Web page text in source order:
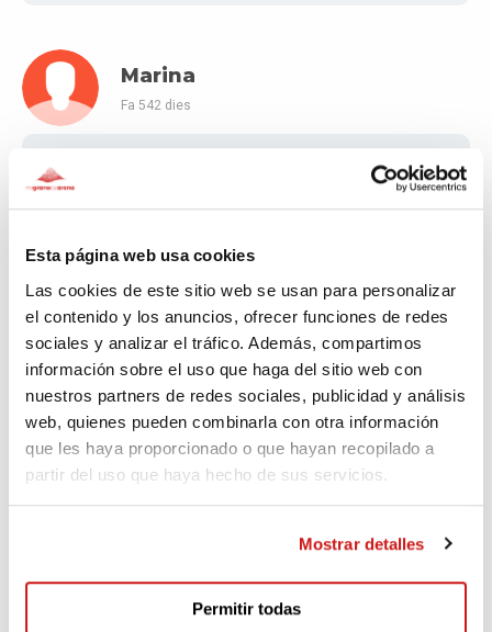
Esta página web usa cookies
Las cookies de este sitio web se usan para personalizar
el contenido y los anuncios, ofrecer funciones de redes
sociales y analizar el tráfico. Además, compartimos
información sobre el uso que haga del sitio web con
nuestros partners de redes sociales, publicidad y análisis
web, quienes pueden combinarla con otra información
que les haya proporcionado o que hayan recopilado a
partir del uso que haya hecho de sus servicios.
Mostrar detalles
Permitir todas
Marina
Fa 542 dies
Marina mexicana de Mob
Fa 542 dies
Vamosss 💪
Lisa